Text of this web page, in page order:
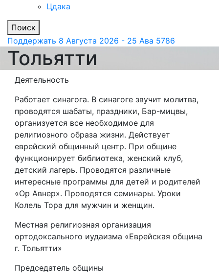
Цдака
Поиск
Поддержать 8 Августа 2026 - 25 Ава 5786
Тольятти
Деятельность
Работает синагога. В синагоге звучит молитва,
проводятся шабаты, праздники, Бар-мицвы,
организуется все необходимое для
религиозного образа жизни. Действует
еврейский общинный центр. При общине
функционирует библиотека, женский клуб,
детский лагерь. Проводятся различные
интересные программы для детей и родителей
«Ор Авнер». Проводятся семинары. Уроки
Колель Тора для мужчин и женщин.
Местная религиозная организация
ортодоксального иудаизма «Еврейская община
г. Тольятти»
Председатель общины